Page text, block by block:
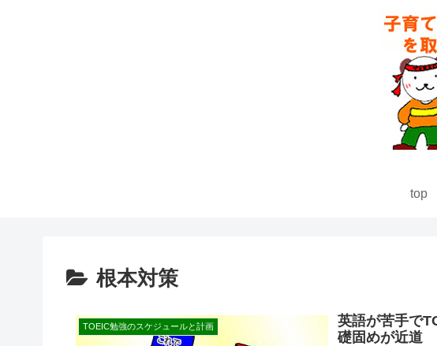
top
根本対策
TOEIC勉強のスケジュールと計画
英語が苦手で
礎固めが近道